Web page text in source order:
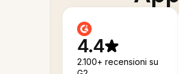
4.4
2.100+ recensioni su